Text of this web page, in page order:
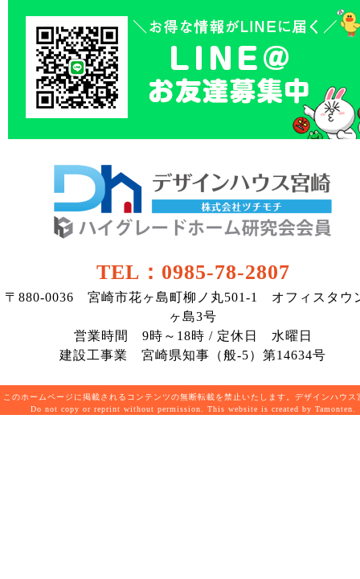
TEL：0985-78-2807
〒880-0036 宮崎市花ヶ島町柳ノ丸501-1 オフィスタウ
ヶ島3号
営業時間 9時～18時 / 定休日 水曜日
建設工事業 宮崎県知事（般-5）第14634号
このホームページに掲載されるコンテンツの無断転載を禁止いたします。デザインハウ
Do not copy or reprint without permission. This website is created by Tamonten.